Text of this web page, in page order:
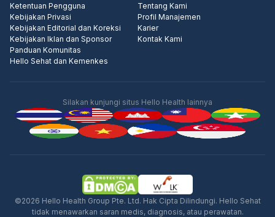
Iklan
Ketentuan Pengguna
Kebijakan Privasi
Kebijakan Editorial dan Koreksi
Kebijakan Iklan dan Sponsor
Panduan Komunitas
Hello Sehat dan Kemenkes
Tentang Kami
Profil Manajemen
Karier
Kontak Kami
Silakan kunjungi situs Hello Health lainnya
©2026 Hello Health Group Pte. Ltd. Hak Cipta Dilindungi. Hello Sehat
tidak menawarkan saran medis, diagnosis, atau perawatan.